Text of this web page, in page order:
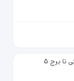
تا برج 5